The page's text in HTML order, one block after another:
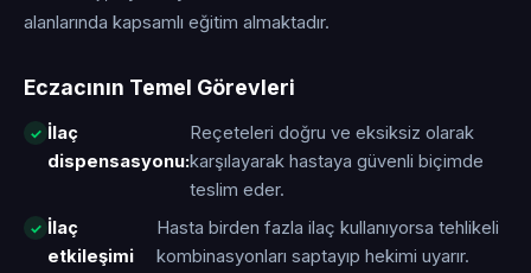
alanlarında kapsamlı eğitim almaktadır.
Eczacının Temel Görevleri
İlaç
dispensasyonu:
Reçeteleri doğru ve eksiksiz olarak
karşılayarak hastaya güvenli biçimde
teslim eder.
İlaç
etkileşimi
Hasta birden fazla ilaç kullanıyorsa tehlikeli
kombinasyonları saptayıp hekimi uyarır.